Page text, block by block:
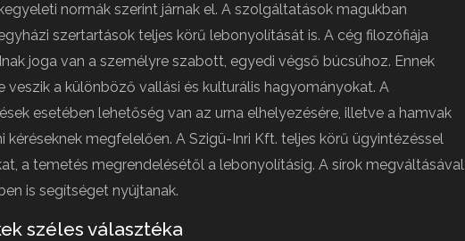
normák szerint járnak el. A szolgáltatások magukban
szertartások teljes körű lebonyolítását is. A cég filozófiája
joga van a személyre szabott, egyedi végső búcsúhoz. Ennek
veszik a különböző vallási és kulturális hagyományokat. A
esetében lehetőség van az urna elhelyezésére, illetve a hamvak
kéréseknek megfelelően. A Szigü-Inri Kft. teljes körű ügyintézéssel
a temetés megrendelésétől a lebonyolításig. A sírok megváltásával
is segítséget nyújtanak.
széles választéka